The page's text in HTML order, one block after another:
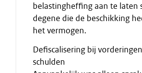
belastingheffing aan te laten
degene die de beschikking
het vermogen.
Defiscalisering bij
schulden